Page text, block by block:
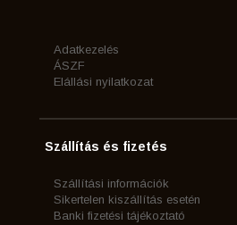
Adatkezelés
ÁSZF
Elállási nyilatkozat
Szállítás és fizetés
Szállítási információk
Sikertelen kiszállítás esetén
Banki fizetési tájékoztató